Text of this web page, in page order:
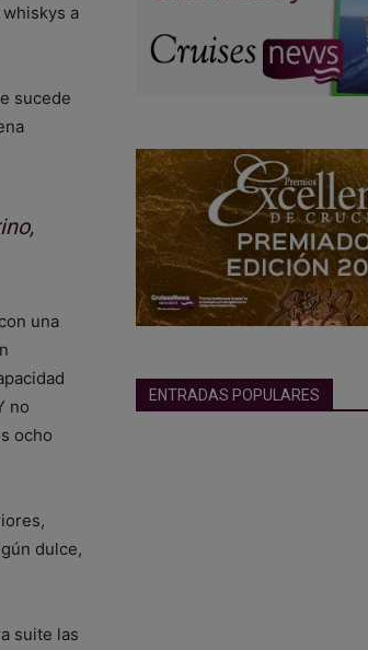
a
sucede
una
no
ocho
dulce,
suite las
ENTRADAS POPULARES